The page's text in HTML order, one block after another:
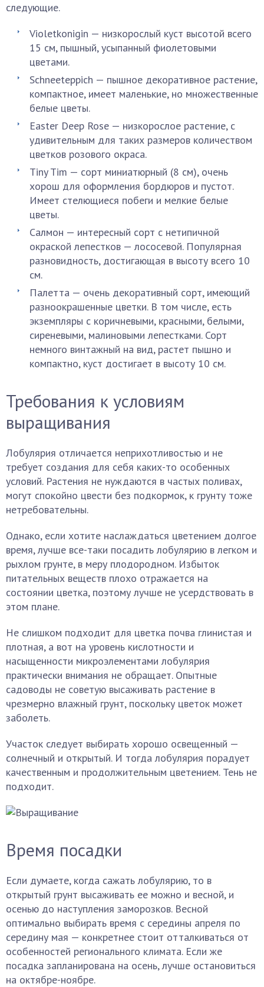
следующие.
Violetkonigin — низкорослый куст высотой всего
15 см, пышный, усыпанный фиолетовыми
цветами.
Schneeteppich — пышное декоративное растение,
компактное, имеет маленькие, но множественные
белые цветы.
Easter Deep Rose — низкорослое растение, с
удивительным для таких размеров количеством
цветков розового окраса.
Tiny Tim — сорт миниатюрный (8 см), очень
хорош для оформления бордюров и пустот.
Имеет стелющиеся побеги и мелкие белые
цветы.
Салмон — интересный сорт с нетипичной
окраской лепестков — лососевой. Популярная
разновидность, достигающая в высоту всего 10
см.
Палетта — очень декоративный сорт, имеющий
разноокрашенные цветки. В том числе, есть
экземпляры с коричневыми, красными, белыми,
сиреневыми, малиновыми лепестками. Сорт
немного винтажный на вид, растет пышно и
компактно, куст достигает в высоту 10 см.
Требования к условиям
выращивания
Лобулярия отличается неприхотливостью и не
требует создания для себя каких-то особенных
условий. Растения не нуждаются в частых поливах,
могут спокойно цвести без подкормок, к грунту тоже
нетребовательны.
Однако, если хотите наслаждаться цветением долгое
время, лучше все-таки посадить лобулярию в легком и
рыхлом грунте, в меру плодородном. Избыток
питательных веществ плохо отражается на
состоянии цветка, поэтому лучше не усердствовать в
этом плане.
Не слишком подходит для цветка почва глинистая и
плотная, а вот на уровень кислотности и
насыщенности микроэлементами лобулярия
практически внимания не обращает. Опытные
садоводы не советую высаживать растение в
чрезмерно влажный грунт, поскольку цветок может
заболеть.
Участок следует выбирать хорошо освещенный —
солнечный и открытый. И тогда лобулярия порадует
качественным и продолжительным цветением. Тень не
подходит.
Время посадки
Если думаете, когда сажать лобулярию, то в
открытый грунт высаживать ее можно и весной, и
осенью до наступления заморозков. Весной
оптимально выбирать время с середины апреля по
середину мая — конкретнее стоит отталкиваться от
особенностей регионального климата. Если же
посадка запланирована на осень, лучше остановиться
на октябре-ноябре.